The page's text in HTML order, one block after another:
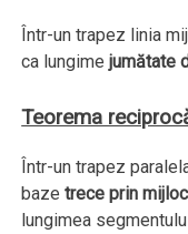
Într-un trapez linia
ca lungimejumătate
Teorema
Într-un trapez
bazetrece prin
lungimea